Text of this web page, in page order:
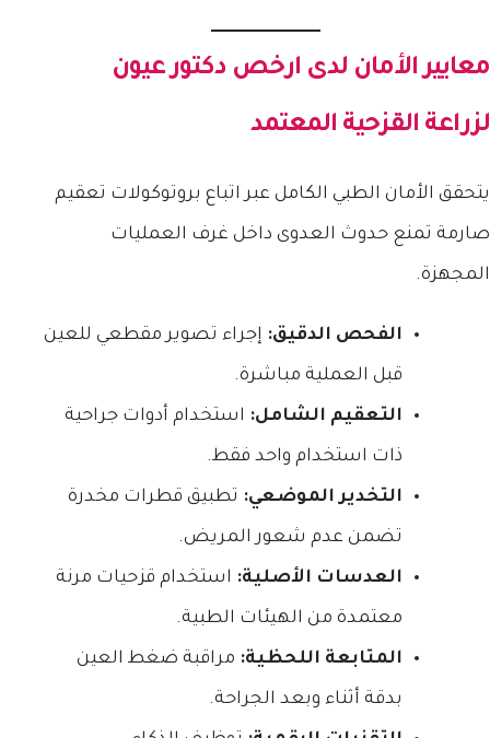
معايير الأمان لدى ارخص دكتور عيون
لزراعة القزحية المعتمد
يتحقق الأمان الطبي الكامل عبر اتباع بروتوكولات تعقيم
صارمة تمنع حدوث العدوى داخل غرف العمليات
المجهزة.
الفحص الدقيق: إجراء تصوير مقطعي للعين
قبل العملية مباشرة.
التعقيم الشامل: استخدام أدوات جراحية
ذات استخدام واحد فقط.
التخدير الموضعي: تطبيق قطرات مخدرة
تضمن عدم شعور المريض.
العدسات الأصلية: استخدام قزحيات مرنة
معتمدة من الهيئات الطبية.
المتابعة اللحظية: مراقبة ضغط العين
بدقة أثناء وبعد الجراحة.